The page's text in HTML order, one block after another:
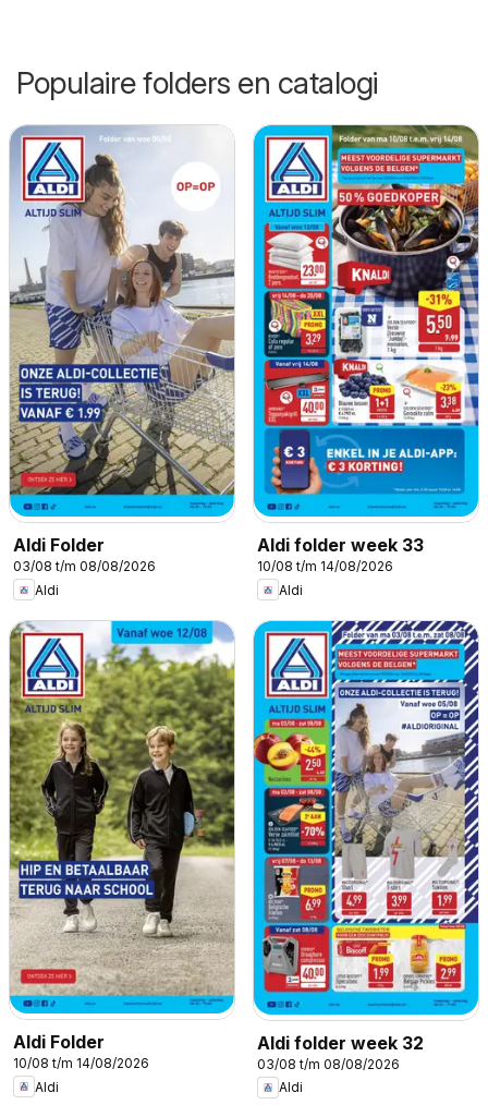
Populaire folders en catalogi
Aldi Folder
03/08 t/m 08/08/2026
Aldi
Aldi folder week 33
10/08 t/m 14/08/2026
Aldi
Aldi Folder
10/08 t/m 14/08/2026
Aldi
Aldi folder week 32
03/08 t/m 08/08/2026
Aldi